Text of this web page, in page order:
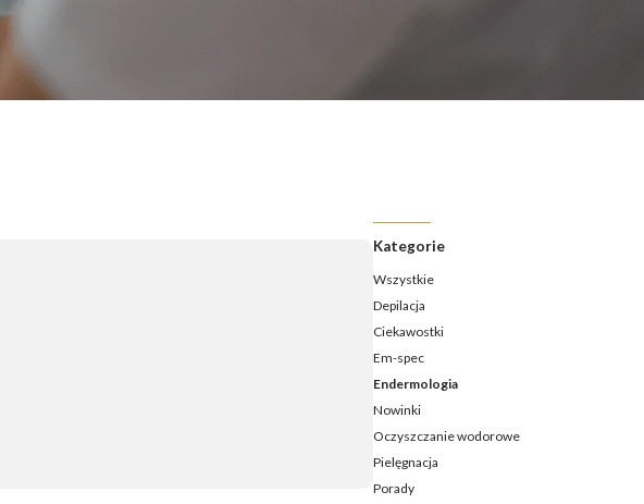
do
Kategorie
Wszystkie
Depilacja
Ciekawostki
Em-spec
Endermologia
Nowinki
Oczyszczanie wodorowe
Pielęgnacja
Porady